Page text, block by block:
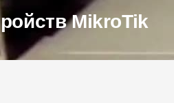
MikroTik